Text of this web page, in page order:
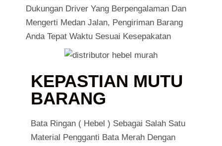
Dukungan Driver Yang Berpengalaman Dan
Mengerti Medan Jalan, Pengiriman Barang
Anda Tepat Waktu Sesuai Kesepakatan
KEPASTIAN MUTU
BARANG
Bata Ringan ( Hebel ) Sebagai Salah Satu
Material Pengganti Bata Merah Dengan